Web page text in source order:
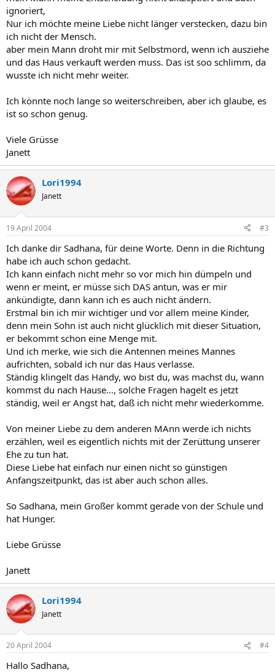
ignoriert,
Nur ich möchte meine Liebe nicht länger verstecken, dazu bin
ich nicht der Mensch.
aber mein Mann droht mir mit Selbstmord, wenn ich ausziehe
und das Haus verkauft werden muss. Das ist soo schlimm, da
wusste ich nicht mehr weiter.
Ich könnte noch lange so weiterschreiben, aber ich glaube, es
ist so schon genug.
Viele Grüsse
Janett
Lori1994
Janett
19 April 2004 #3
Ich danke dir Sadhana, für deine Worte. Denn in die Richtung
habe ich auch schon gedacht.
Ich kann einfach nicht mehr so vor mich hin dümpeln und
wenn er meint, er müsse sich DAS antun, was er mir
ankündigte, dann kann ich es auch nicht ändern.
Erstmal bin ich mir wichtiger und vor allem meine Kinder,
denn mein Sohn ist auch nicht glücklich mit dieser Situation,
er bekommt schon eine Menge mit.
Und ich merke, wie sich die Antennen meines Mannes
aufrichten, sobald ich nur das Haus verlasse.
Ständig klingelt das Handy, wo bist du, was machst du, wann
kommst du nach Hause..., solche Fragen hagelt es jetzt
ständig, weil er Angst hat, daß ich nicht mehr wiederkomme.
Von meiner Liebe zu dem anderen MAnn werde ich nichts
erzählen, weil es eigentlich nichts mit der Zerüttung unserer
Ehe zu tun hat.
Diese Liebe hat einfach nur einen nicht so günstigen
Anfangszeitpunkt, das ist aber auch schon alles.
So Sadhana, mein Großer kommt gerade von der Schule und
hat Hunger.
Liebe Grüsse
Janett
Lori1994
Janett
20 April 2004 #4
Hallo Sadhana,